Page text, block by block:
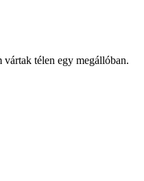
vártak télen egy megállóban.